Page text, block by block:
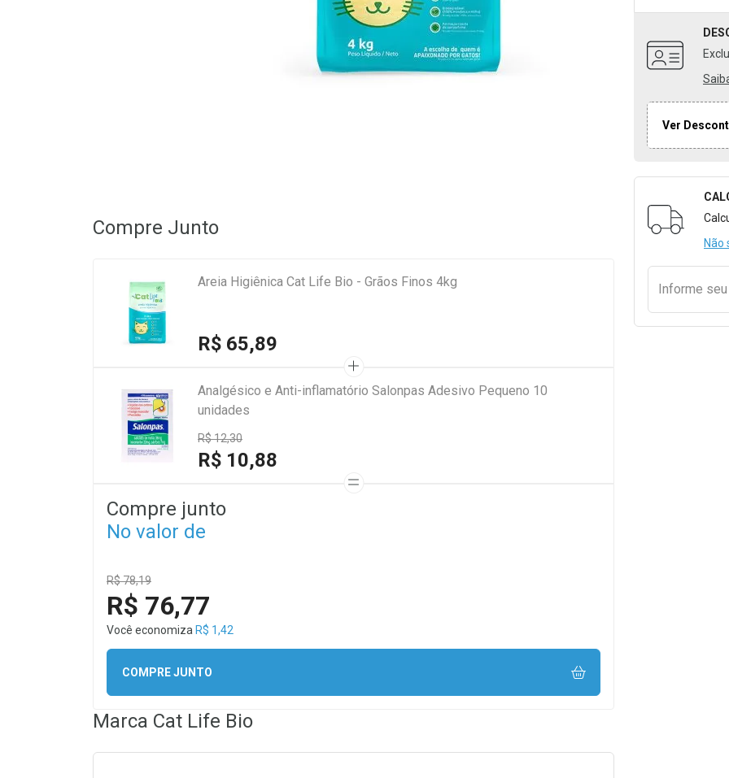
Ver
Não
Informe seu
Compre Junto
Areia Higiênica Cat Life Bio - Grãos Finos 4kg
R$ 65,89
Analgésico e Anti-inflamatório Salonpas Adesivo Pequeno 10
unidades
R$ 12,30
R$ 10,88
Compre junto
No valor de
R$ 78,19
R$ 76,77
Você economiza R$ 1,42
COMPRE JUNTO
Marca Cat Life Bio